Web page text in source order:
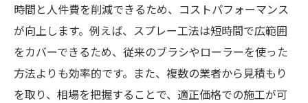
時間と人件費を削減できるため、コストパフォーマンス
が向上します。例えば、スプレー工法は短時間で広範囲
をカバーできるため、従来のブラシやローラーを使った
方法よりも効率的です。また、複数の業者から見積もり
を取り、相場を把握することで、適正価格での施工が可